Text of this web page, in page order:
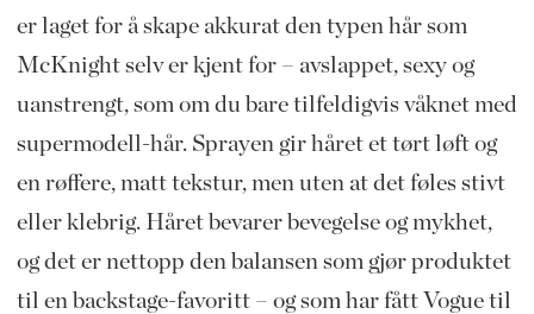
er laget for å skape akkurat den typen hår som
McKnight selv er kjent for – avslappet, sexy og
uanstrengt, som om du bare tilfeldigvis våknet med
supermodell-hår. Sprayen gir håret et tørt løft og
en røffere, matt tekstur, men uten at det føles stivt
eller klebrig. Håret bevarer bevegelse og mykhet,
og det er nettopp den balansen som gjør produktet
til en backstage-favoritt – og som har fått Vogue til